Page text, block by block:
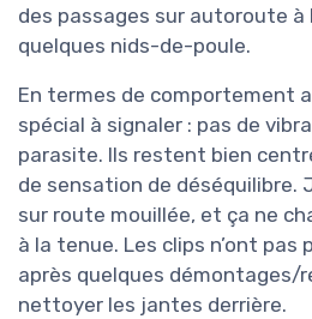
des passages sur autoroute
quelques nids-de-poule.
En termes de comportement
spécial à signaler : pas de
parasite. Ils restent bien
de sensation de déséquilibre.
sur route mouillée, et ça ne
à la tenue. Les clips n’ont pas
après quelques démontages/
nettoyer les jantes derrière.